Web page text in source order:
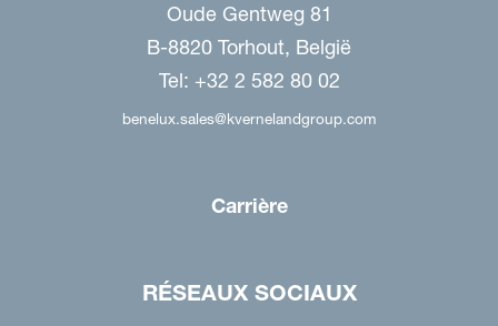
Oude Gentweg 81
B-8820 Torhout, België
Tel: +32 2 582 80 02
benelux.sales@kvernelandgroup.com
Carrière
RÉSEAUX SOCIAUX